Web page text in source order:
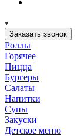
Заказать звонок
Роллы
Горячее
Пицца
Бургеры
Салаты
Напитки
Супы
Закуски
Детское меню